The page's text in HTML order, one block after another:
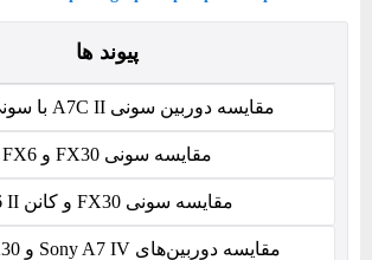
پیوند ها
مقایسه دوربین سونی A7C II با سونی FX30
مقایسه سونی FX30 و FX6
مقایسه سونی FX30 و کانن R6 II
مقایسه دوربین‌های Sony A7 IV و Sony FX30